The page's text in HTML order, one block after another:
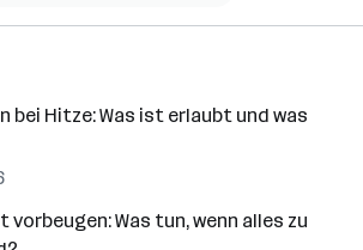
bei Hitze: Was ist erlaubt und was
vorbeugen: Was tun, wenn alles zu